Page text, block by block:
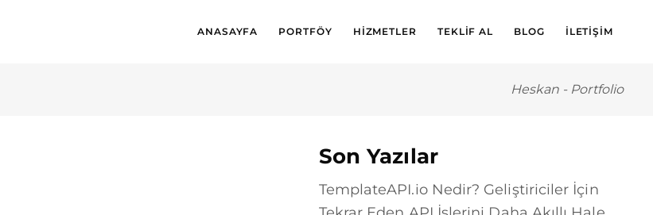
ANASAYFA PORTFÖY HIZMETLER TEKLIF AL BLOG İLETIŞIM
Heskan - Portfolio
Son Yazılar
TemplateAPI.io Nedir? Geliştiriciler İçin